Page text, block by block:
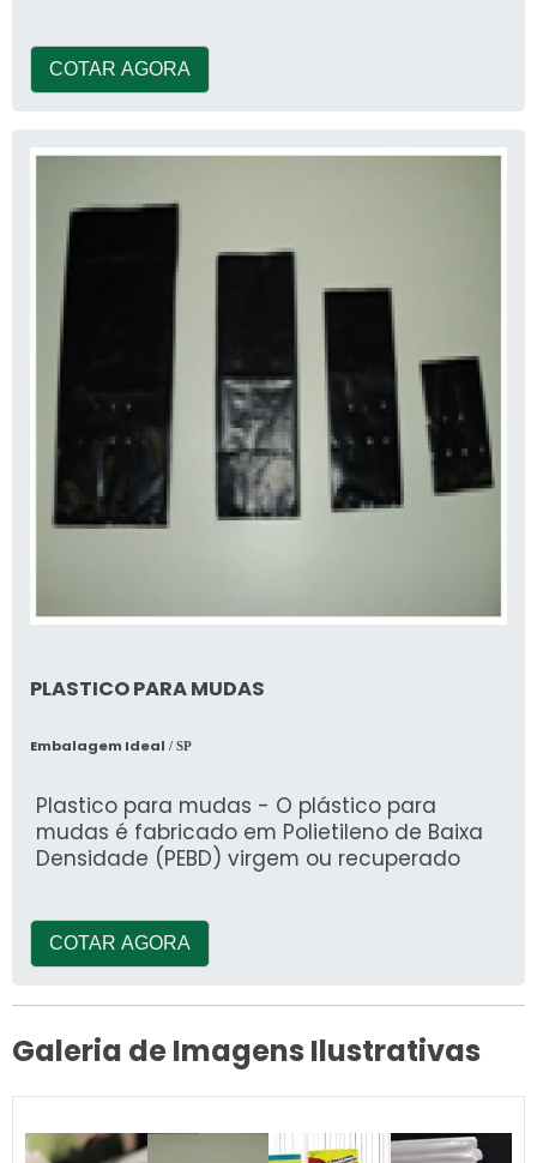
COTAR AGORA
PLASTICO PARA MUDAS
Embalagem Ideal / SP
Plastico para mudas - O plástico para
mudas é fabricado em Polietileno de Baixa
Densidade (PEBD) virgem ou recuperado
COTAR AGORA
Galeria de Imagens Ilustrativas